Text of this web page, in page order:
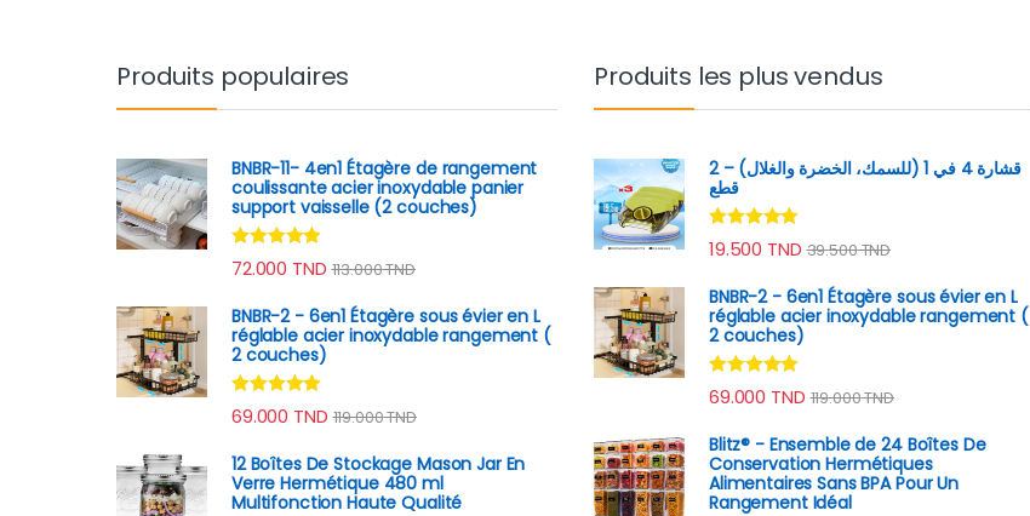
Produits populaires
BNBR-11- 4en1 Étagère de rangement
coulissante acier inoxydable panier
support vaisselle (2 couches)
Note4.73
sur 5
72.000 TND 113.000TND
BNBR-2 - 6en1 Étagère sous évier en L
réglable acier inoxydable rangement (
2 couches)
Note4.79
sur 5
69.000 TND 119.000TND
12 Boîtes De Stockage Mason Jar En
Verre Hermétique 480 ml
Multifonction Haute Qualité
Produits les plus vendus
قشارة 4 في 1 (للسمك، الخضرة والغلال) – 2
قطع
Note4.89
sur 5
19.500 TND 39.500TND
BNBR-2 - 6en1 Étagère sous évier en L
réglable acier inoxydable rangement (
2 couches)
Note4.79
sur 5
69.000 TND 119.000TND
Blitz® - Ensemble de 24 Boîtes De
Conservation Hermétiques
Alimentaires Sans BPA Pour Un
Rangement Idéal